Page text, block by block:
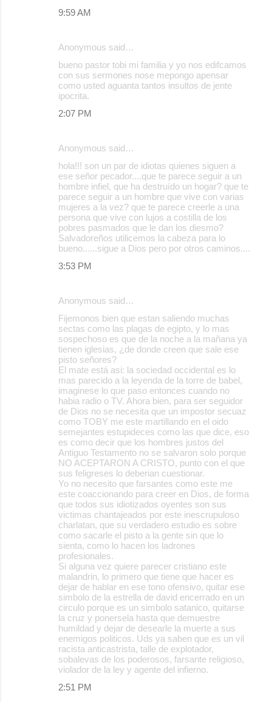
9:59 AM
Anonymous said…
bueno pastor tobi mi familia y yo nos edifcamos
con sus sermones nose mepongo apensar
como usted aguanta tantos insultos de jente
ipocrita.
2:07 PM
Anonymous said…
hola!!! son un par de idiotas quienes siguen a
ese señor pecador....que te parece seguir a un
hombre infiel, que ha destruído un hogar? que te
parece seguir a un hombre que vive con varias
mujeres a la vez? que te parece creerle a una
persona que vive con lujos a costilla de los
pobres pasmados que le dan los diesmo?
Salvadoreños utilicemos la cabeza para lo
bueno......sigue a Dios pero por otros caminos....
3:53 PM
Anonymous said…
Fijemonos bien que estan saliendo muchas
sectas como las plagas de egipto, y lo mas
sospechoso es que de la noche a la mañana ya
tienen iglesias, ¿de donde creen que sale ese
pisto señores?
El mate está asi: la sociedad occidental es lo
mas parecido a la leyenda de la torre de babel,
imaginese lo que paso entonces cuando no
habia radio o TV. Ahora bien, para ser seguidor
de Dios no se necesita que un impostor secuaz
como TOBY me este martillando en el oido
semejantes estupideces como las que dice, eso
es como decir que los hombres justos del
Antiguo Testamento no se salvaron solo porque
NO ACEPTARON A CRISTO, punto con el que
sus feligreses lo deberian cuestionar.
Yo no necesito que farsantes como este me
este coaccionando para creer en Dios, de forma
que todos sus idiotizados oyentes son sus
victimas chantajeados por este inescrupuloso
charlatan, que su verdadero estudio es sobre
como sacarle el pisto a la gente sin que lo
sienta, como lo hacen los ladrones
profesionales.
Si alguna vez quiere parecer cristiano este
malandrin, lo primero que tiene que hacer es
dejar de hablar en ese tono ofensivo, quitar ese
simbolo de la estrella de david encerrado en un
circulo porque es un simbolo satanico, quitarse
la cruz y ponersela hasta que demuestre
humildad y dejar de desearle la muerte a sus
enemigos politicos. Uds ya saben que es un vil
racista anticastrista, talle de explotador,
sobalevas de los poderosos, farsante religioso,
violador de la ley y agente del infierno.
2:51 PM